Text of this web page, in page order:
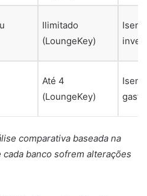
Ilimitado
(LoungeKey)
Até 4
(LoungeKey)
comparativa baseada na
banco sofrem alterações